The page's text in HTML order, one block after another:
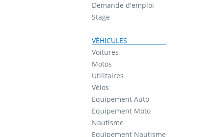
Demande d'emploi
Stage
VÉHICULES
Voitures
Motos
Utilitaires
Vélos
Equipement Auto
Equipement Moto
Nautisme
Equipement Nautisme